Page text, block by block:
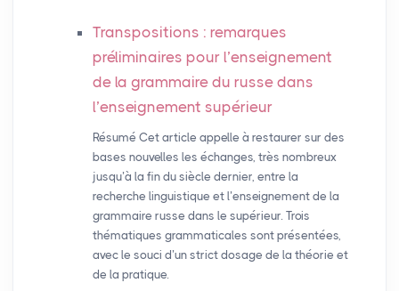
Transpositions : remarques
préliminaires pour l’enseignement
de la grammaire du russe dans
l’enseignement supérieur
Résumé Cet article appelle à restaurer sur des
bases nouvelles les échanges, très nombreux
jusqu’à la fin du siècle dernier, entre la
recherche linguistique et l’enseignement de la
grammaire russe dans le supérieur. Trois
thématiques grammaticales sont présentées,
avec le souci d’un strict dosage de la théorie et
de la pratique.